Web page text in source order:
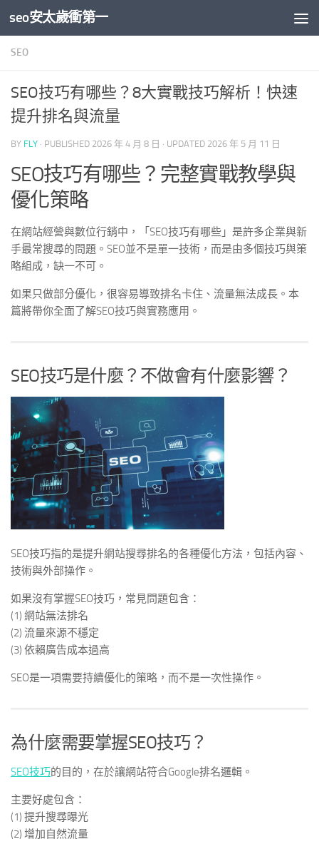
Skip to content
seo安太歲衝第一
SEO
SEO技巧有哪些？8大實戰技巧解析！快速
提升排名與流量
BY FLY · PUBLISHED 2026 年 4 月 8 日 · UPDATED 2026 年 5 月 11 日
SEO技巧有哪些？完整實戰教學與
優化策略
在網站經營與數位行銷中，「SEO技巧有哪些」是許多企業與新
手最常搜尋的問題。SEO並不是單一技術，而是由多個技巧與策
略組成，缺一不可。
如果只做部分優化，很容易導致排名卡住、流量無法成長。本
篇將帶你全面了解SEO技巧與實務應用。
SEO技巧是什麼？不做會有什麼影響？
SEO技巧指的是提升網站搜尋排名的各種優化方法，包括內容、
技術與外部操作。
如果沒有掌握SEO技巧，常見問題包含：
(1) 網站無法排名
(2) 流量來源不穩定
(3) 依賴廣告成本過高
SEO是一項需要持續優化的策略，而不是一次性操作。
為什麼需要掌握SEO技巧？
SEO技巧的目的，在於讓網站符合Google排名邏輯。
主要好處包含：
(1) 提升搜尋曝光
(2) 增加自然流量